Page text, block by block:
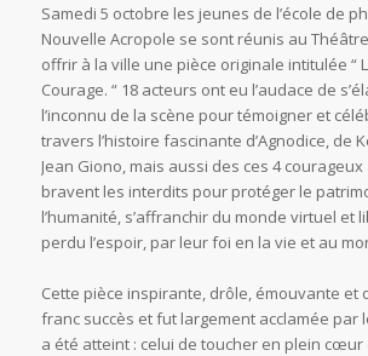
Samedi 5 octobre les jeunes de l’école de
Nouvelle Acropole se sont réunis au
offrir à la ville une pièce originale intitulée “
Courage. “ 18 acteurs ont eu l’audace de
l’inconnu de la scène pour témoigner et
travers l’histoire fascinante d’Agnodice, de
Jean Giono, mais aussi des ces 4
bravent les interdits pour protéger le
l’humanité, s’affranchir du monde virtuel et
perdu l’espoir, par leur foi en la vie et au
Cette pièce inspirante, drôle, émouvante et
franc succès et fut largement acclamée par
a été atteint : celui de toucher en plein cœur